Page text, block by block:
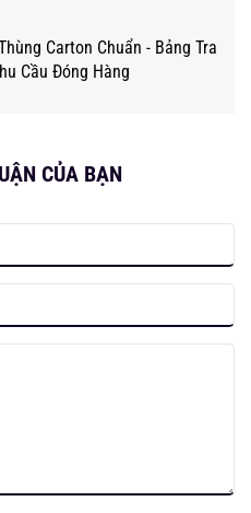
Carton Chuẩn - Bảng Tra
Cầu Đóng Hàng
CỦA BẠN